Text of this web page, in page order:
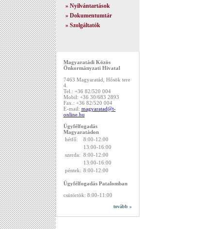
» Nyilvántartások
» Dokumentumtár
» Szolgáltatók
Magyaratádi Közös
Önkormányzati Hivatal
7463 Magyaratád, Hősök tere
4.
Tel.: +36 82/520 004
Mobil: +36 30/683 2893
Fax.: +36 82/520 004
E-mail: magyaratad@t-
online.hu
Ügyfélfogadás
Magyaratádon
hétfő:
8:00-12:00
13:00-16:00
szerda: 8:00-12:00
13:00-16:00
péntek: 8:00-12:00
Ügyfélfogadás Patalomban
csütörtök: 8:00-11:00
tovább »